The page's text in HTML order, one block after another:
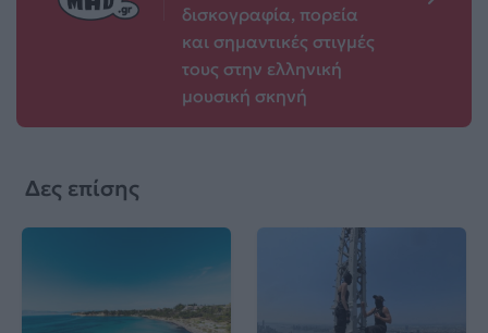
δισκογραφία, πορεία
και σημαντικές στιγμές
τους στην ελληνική
μουσική σκηνή
Δες επίσης